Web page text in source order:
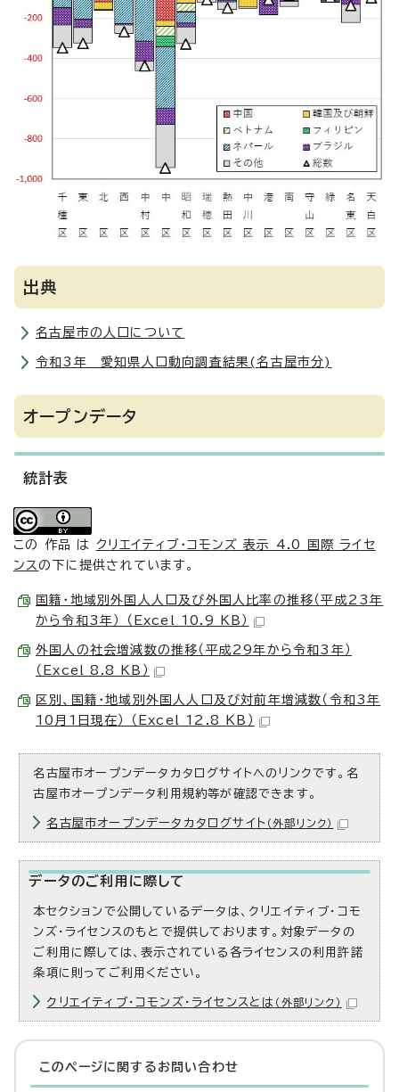
出典
名古屋市の人口について
令和3年 愛知県人口動向調査結果(名古屋市分)
オープンデータ
統計表
この 作品 は クリエイティブ・コモンズ 表示 4.0 国際 ライセ
ンスの下に提供されています。
国籍・地域別外国人人口及び外国人比率の推移（平成23年
から令和3年） （Excel 10.9 KB）
外国人の社会増減数の推移（平成29年から令和3年）
（Excel 8.8 KB）
区別、国籍・地域別外国人人口及び対前年増減数（令和3年
10月1日現在） （Excel 12.8 KB）
名古屋市オープンデータカタログサイトへのリンクです。名
古屋市オープンデータ利用規約等が確認できます。
名古屋市オープンデータカタログサイト （外部リンク）
データのご利用に際して
本セクションで公開しているデータは、クリエイティブ・コモ
ンズ・ライセンスのもとで提供しております。対象データの
ご利用に際しては、表示されている各ライセンスの利用許諾
条項に則ってご利用ください。
クリエイティブ・コモンズ・ライセンスとは （外部リンク）
このページに関する お問い合わせ